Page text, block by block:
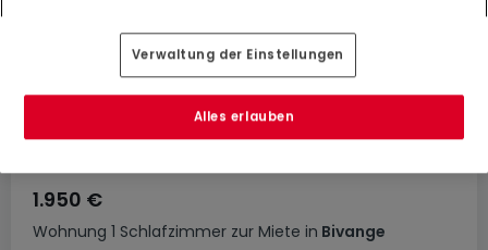
Wohnung 1 Schlafzimmer zur Miete in Bivange
1.950 €
Verwaltung der Einstellungen
Alles erlauben